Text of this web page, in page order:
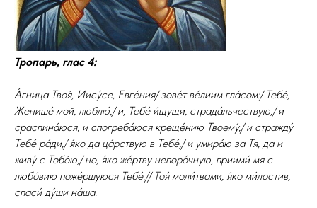
Тропарь, глас 4:
А́гница Твоя́, Иису́се, Евге́ния/ зове́т ве́лиим гла́сом:/ Тебе́,
Женише́ мой, люблю́,/ и, Тебе́ и́щущи, страда́льчествую,/ и
сраспина́юся, и спогреба́юся креще́нию Твоему́,/ и стражду́
Тебе́ ра́ди,/ я́ко да ца́рствую в Тебе́,/ и умира́ю за Тя, да и
живу́ с Тобо́ю,/ но, я́ко же́ртву непоро́чную, приими́ мя с
любо́вию поже́ршуюся Тебе́.// Тоя́ моли́твами, я́ко ми́лостив,
спаси́ ду́ши на́ша.